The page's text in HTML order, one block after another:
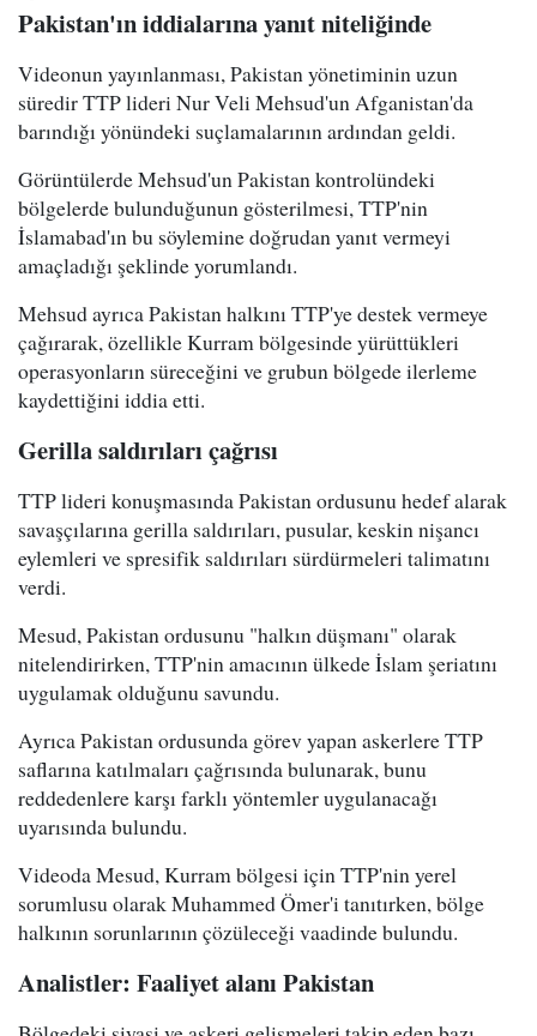
Pakistan'ın iddialarına yanıt niteliğinde
Videonun yayınlanması, Pakistan yönetiminin uzun
süredir TTP lideri Nur Veli Mehsud'un Afganistan'da
barındığı yönündeki suçlamalarının ardından geldi.
Görüntülerde Mehsud'un Pakistan kontrolündeki
bölgelerde bulunduğunun gösterilmesi, TTP'nin
İslamabad'ın bu söylemine doğrudan yanıt vermeyi
amaçladığı şeklinde yorumlandı.
Mehsud ayrıca Pakistan halkını TTP'ye destek vermeye
çağırarak, özellikle Kurram bölgesinde yürüttükleri
operasyonların süreceğini ve grubun bölgede ilerleme
kaydettiğini iddia etti.
Gerilla saldırıları çağrısı
TTP lideri konuşmasında Pakistan ordusunu hedef alarak
savaşçılarına gerilla saldırıları, pusular, keskin nişancı
eylemleri ve spresifik saldırıları sürdürmeleri talimatını
verdi.
Mesud, Pakistan ordusunu "halkın düşmanı" olarak
nitelendirirken, TTP'nin amacının ülkede İslam şeriatını
uygulamak olduğunu savundu.
Ayrıca Pakistan ordusunda görev yapan askerlere TTP
saflarına katılmaları çağrısında bulunarak, bunu
reddedenlere karşı farklı yöntemler uygulanacağı
uyarısında bulundu.
Videoda Mesud, Kurram bölgesi için TTP'nin yerel
sorumlusu olarak Muhammed Ömer'i tanıtırken, bölge
halkının sorunlarının çözüleceği vaadinde bulundu.
Analistler: Faaliyet alanı Pakistan